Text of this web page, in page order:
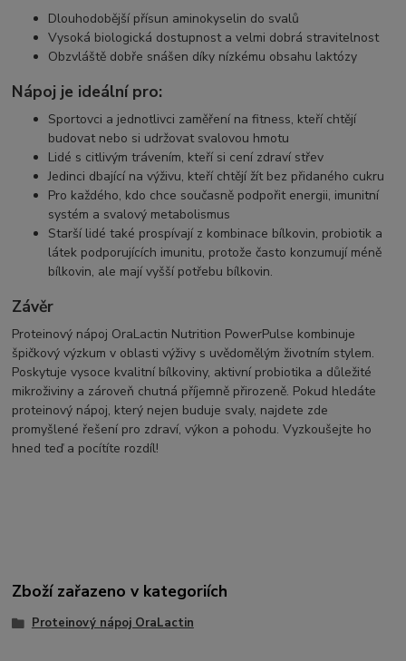
Dlouhodobější přísun aminokyselin do svalů
Vysoká biologická dostupnost a velmi dobrá stravitelnost
Obzvláště dobře snášen díky nízkému obsahu laktózy
Nápoj je ideální pro:
Sportovci a jednotlivci zaměření na fitness, kteří chtějí
budovat nebo si udržovat svalovou hmotu
Lidé s citlivým trávením, kteří si cení zdraví střev
Jedinci dbající na výživu, kteří chtějí žít bez přidaného cukru
Pro každého, kdo chce současně podpořit energii, imunitní
systém a svalový metabolismus
Starší lidé také prospívají z kombinace bílkovin, probiotik a
látek podporujících imunitu, protože často konzumují méně
bílkovin, ale mají vyšší potřebu bílkovin.
Závěr
Proteinový nápoj OraLactin Nutrition PowerPulse kombinuje
špičkový výzkum v oblasti výživy s uvědomělým životním stylem.
Poskytuje vysoce kvalitní bílkoviny, aktivní probiotika a důležité
mikroživiny a zároveň chutná příjemně přirozeně. Pokud hledáte
proteinový nápoj, který nejen buduje svaly, najdete zde
promyšlené řešení pro zdraví, výkon a pohodu. Vyzkoušejte ho
hned teď a pocítíte rozdíl!
Zboží zařazeno v kategoriích
Proteinový nápoj OraLactin